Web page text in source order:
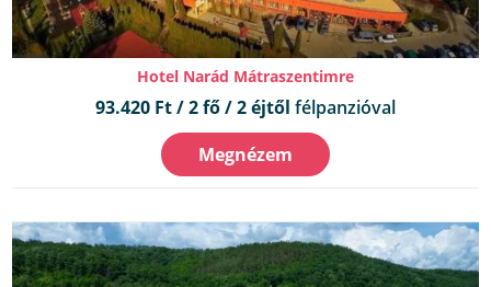
Hotel Narád Mátraszentimre
93.420 Ft / 2 fő / 2 éjtől félpanzióval
Megnézem